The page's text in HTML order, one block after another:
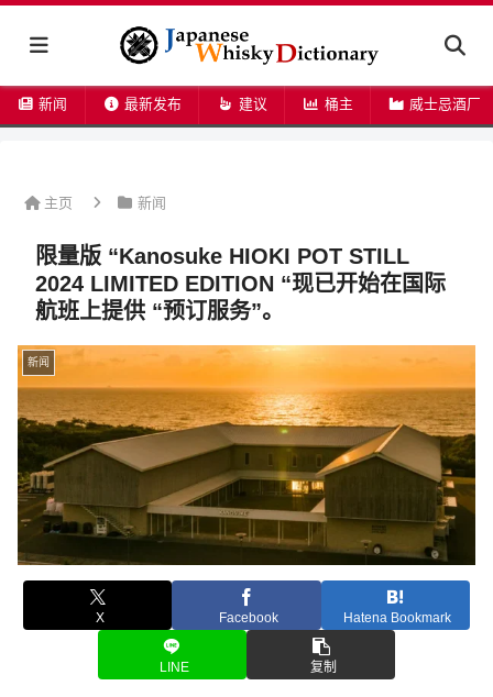
新闻 最新发布 建议 桶主 威士忌酒厂
主页 新闻
限量版 “Kanosuke HIOKI POT STILL
2024 LIMITED EDITION “现已开始在国际
航班上提供 “预订服务”。
新闻
X Facebook Hatena Bookmark
LINE 复制